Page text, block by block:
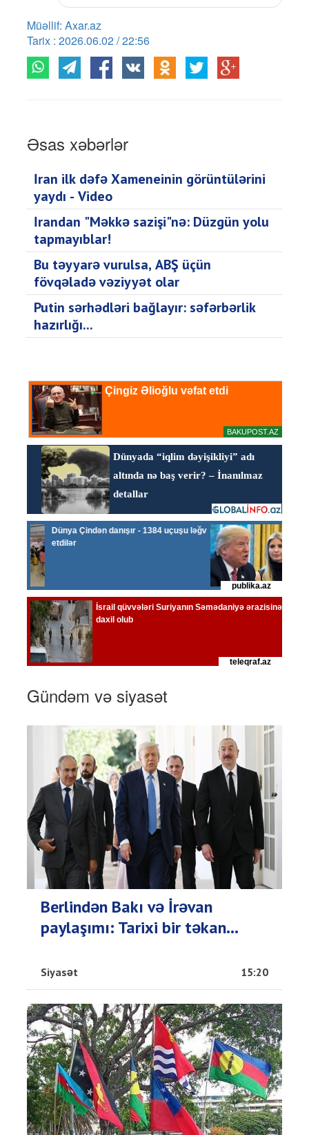
Müəllif: Axar.az
Tarix : 2026.06.02 / 22:56
Əsas xəbərlər
İran ilk dəfə Xameneinin görüntülərini
yaydı - Video
İrandan "Məkkə sazişi"nə: Düzgün yolu
tapmayıblar!
Bu təyyarə vurulsa, ABŞ üçün
fövqəladə vəziyyət olar
Putin sərhədləri bağlayır: səfərbərlik
hazırlığı...
Gündəm və siyasət
Berlindən Bakı və İrəvan
paylaşımı: Tarixi bir təkan...
Siyasət 15:20